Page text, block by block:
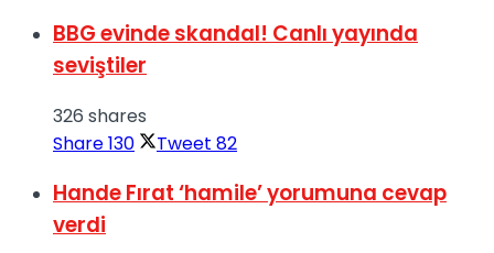
BBG evinde skandal! Canlı yayında
seviştiler
326 shares
Share130 Tweet 82
Hande Fırat ‘hamile’ yorumuna cevap
verdi